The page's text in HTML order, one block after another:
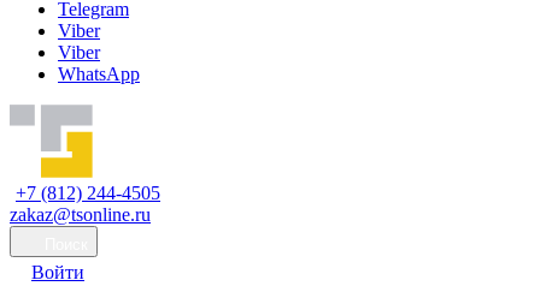
Telegram
Viber
Viber
WhatsApp
+7 (812) 244-4505
zakaz@tsonline.ru
Войти